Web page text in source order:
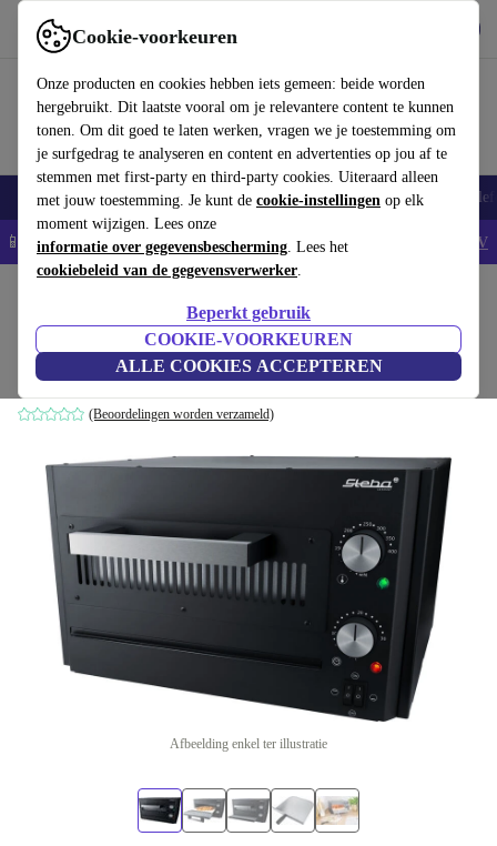
Cookie-voorkeuren
Onze producten en cookies hebben iets gemeen: beide worden
hergebruikt. Dit laatste vooral om je relevantere content te kunnen
tonen. Om dit goed te laten werken, vragen we je toestemming om
je surfgedrag te analyseren en content en advertenties op jou af te
stemmen met first-party en third-party cookies. Uiteraard alleen
met jouw toestemming. Je kunt de cookie-instellingen op elk
moment wijzigen. Lees onze
informatie over gegevensbescherming. Lees het
cookiebeleid van de gegevensverwerker.
Beperkt gebruik
COOKIE-VOORKEUREN
ALLE COOKIES ACCEPTEREN
Gebruik refurbed snel en eenvoudig
Smartphones Laptops Tablets Smartwatches Accessoires
📱5% EXTRA korting op alle iPhones – Code: IPHONEDEAL - AV
Steba Power Pizzaoven PB 1800
zwart
(Beoordelingen worden verzameld)
Afbeelding enkel ter illustratie